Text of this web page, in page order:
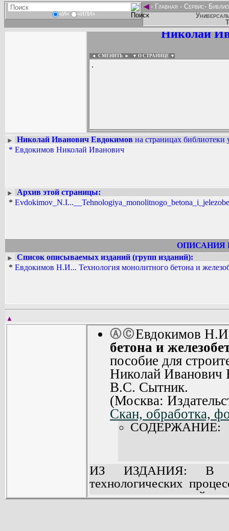
«И» «ИЛИ»
◄- Главная - Сервис-
Николай
◄ СМЕНИТЬ ► ▼ О СТРАНИЦЕ ▼
.
Вадим Ершов...
► Николай Иванович Евдокимов на страницах библиотеки
* Евдокимов Николай Иванович
►
Архив этой страницы:
*
ОПИСАНИЯ
►
Список описываемых изданий (групп изданий):
* Евдокимов Н.И... Технология монолитного бетона и
▲
ⒶⒸЕвдокимов
бетона и
пособие для
Николай
В.С. Сытник.
(Москва:
Скан, обработка,
СОДЕРЖАНИЕ:
ИЗ ИЗДАНИЯ: В
технологических
гражданских зданий